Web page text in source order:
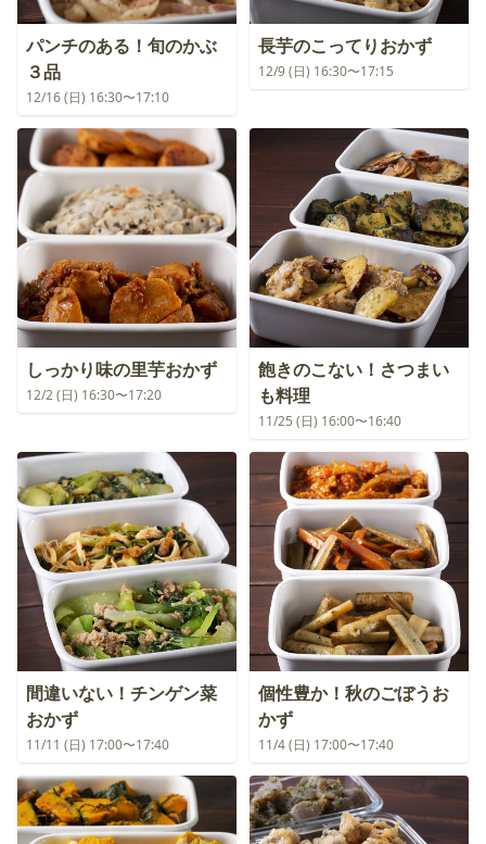
パンチのある！旬のかぶ
３品
12/16 (日) 16:30〜17:10
長芋のこってりおかず
12/9 (日) 16:30〜17:15
しっかり味の里芋おかず
12/2 (日) 16:30〜17:20
飽きのこない！さつまい
も料理
11/25 (日) 16:00〜16:40
間違いない！チンゲン菜
おかず
11/11 (日) 17:00〜17:40
個性豊か！秋のごぼうお
かず
11/4 (日) 17:00〜17:40